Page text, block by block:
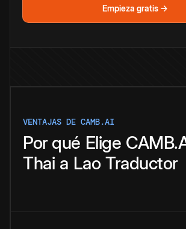
Empieza gratis →
VENTAJAS DE CAMB.AI
Por qué Elige
Thai a Lao Traductor